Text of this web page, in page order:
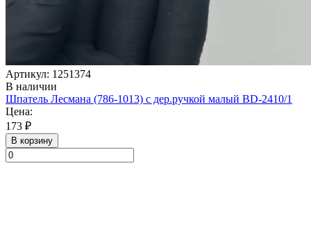
Артикул: 1251374
В наличии
Шпатель Лесмана (786-1013) с дер.ручкой малый BD-2410/1
Цена:
173 ₽
В корзину